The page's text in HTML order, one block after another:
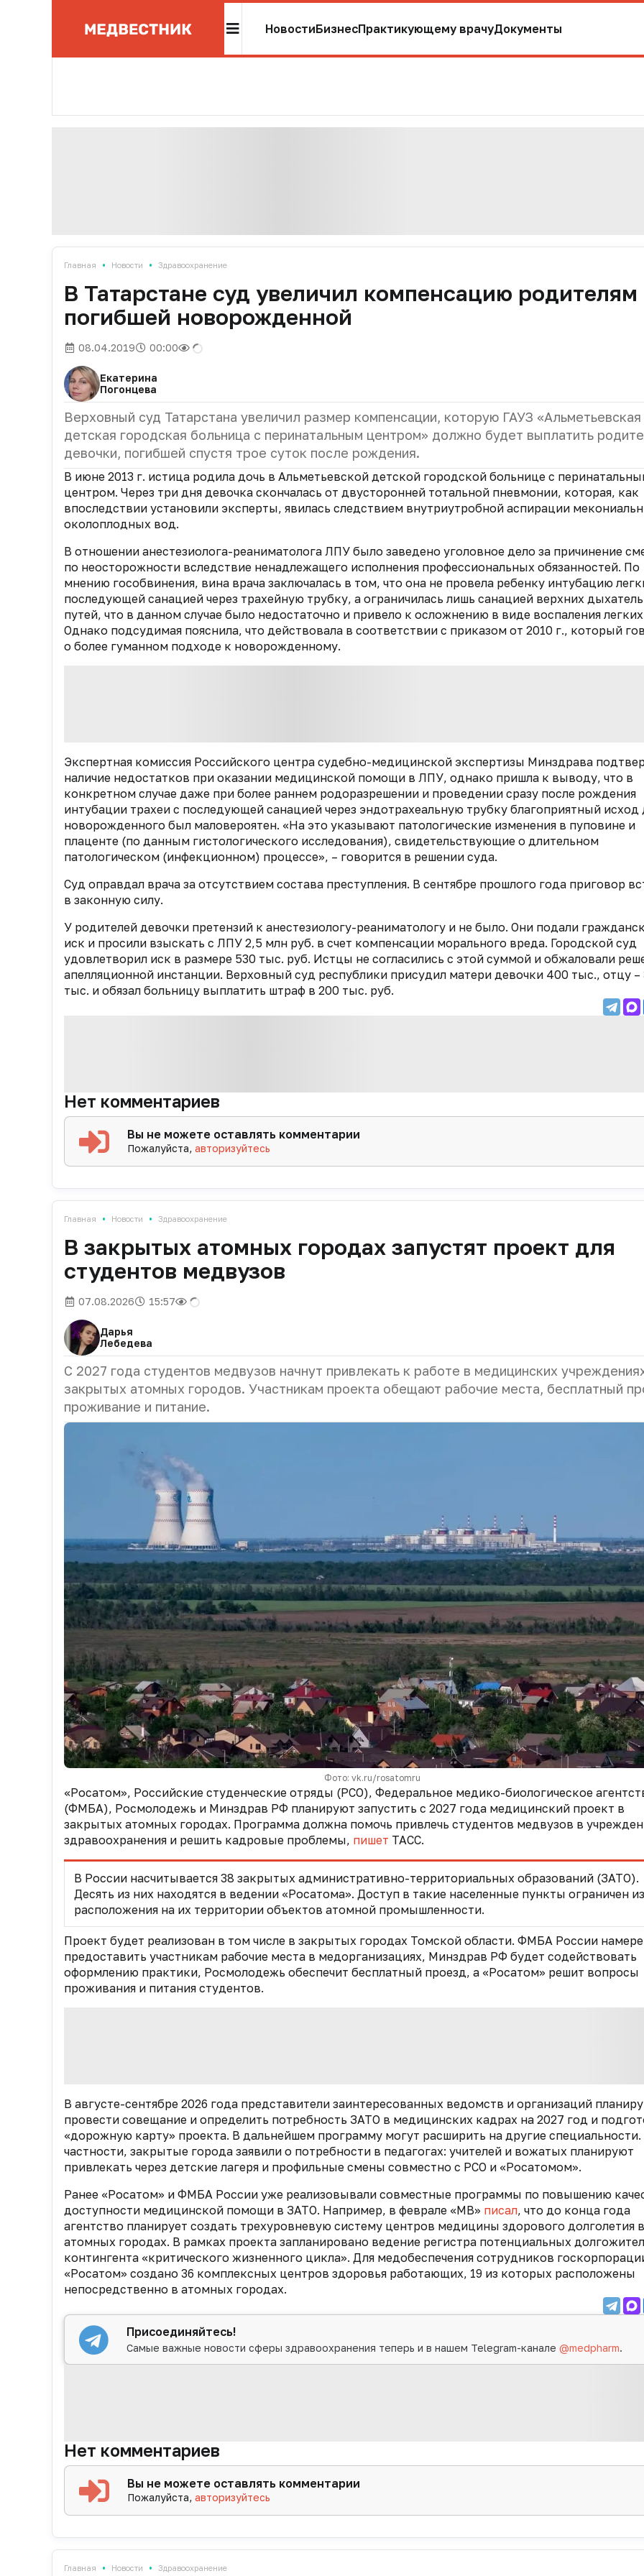
НовостиБизнесПрактикующему врачуДокументы
Главная • Новости • Здравоохранение
В Татарстане суд увеличил компенсацию родителям
погибшей новорожденной
08.04.2019 00:00
Екатерина
Погонцева
Верховный суд Татарстана увеличил размер компенсации, которую ГАУЗ «Альметьевская
детская городская больница с перинатальным центром» должно будет выплатить
девочки, погибшей спустя трое суток после рождения.
В июне 2013 г. истица родила дочь в Альметьевской детской городской больнице с
центром. Через три дня девочка скончалась от двусторонней тотальной пневмонии, которая, как
впоследствии установили эксперты, явилась следствием внутриутробной аспирации
околоплодных вод.
В отношении анестезиолога-реаниматолога ЛПУ было заведено уголовное дело за причинение
по неосторожности вследствие ненадлежащего исполнения профессиональных обязанностей. По
мнению гособвинения, вина врача заключалась в том, что она не провела ребенку интубацию
последующей санацией через трахейную трубку, а ограничилась лишь санацией верхних
путей, что в данном случае было недостаточно и привело к осложнению в виде воспаления
Однако подсудимая пояснила, что действовала в соответствии с приказом от 2010 г., который
о более гуманном подходе к новорожденному.
Экспертная комиссия Российского центра судебно-медицинской экспертизы Минздрава
наличие недостатков при оказании медицинской помощи в ЛПУ, однако пришла к выводу, что в
конкретном случае даже при более раннем родоразрешении и проведении сразу после рождения
интубации трахеи с последующей санацией через эндотрахеальную трубку благоприятный исход
новорожденного был маловероятен. «На это указывают патологические изменения в пуповине и
плаценте (по данным гистологического исследования), свидетельствующие о длительном
патологическом (инфекционном) процессе», – говорится в решении суда.
Суд оправдал врача за отсутствием состава преступления. В сентябре прошлого года приговор
в законную силу.
У родителей девочки претензий к анестезиологу-реаниматологу и не было. Они подали
иск и просили взыскать с ЛПУ 2,5 млн руб. в счет компенсации морального вреда. Городской суд
удовлетворил иск в размере 530 тыс. руб. Истцы не согласились с этой суммой и обжаловали
апелляционной инстанции. Верховный суд республики присудил матери девочки 400 тыс., отцу –
тыс. и обязал больницу выплатить штраф в 200 тыс. руб.
Нет комментариев
Вы не можете оставлять комментарии
Пожалуйста,авторизуйтесь
Главная • Новости • Здравоохранение
В закрытых атомных городах запустят проект для
студентов медвузов
07.08.2026 15:57
Дарья
Лебедева
С 2027 года студентов медвузов начнут привлекать к работе в медицинских
закрытых атомных городов. Участникам проекта обещают рабочие места, бесплатный
проживание и питание.
Фото: vk.ru/rosatomru
«Росатом», Российские студенческие отряды (РСО), Федеральное медико-биологическое
(ФМБА), Росмолодежь и Минздрав РФ планируют запустить с 2027 года медицинский проект в
закрытых атомных городах. Программа должна помочь привлечь студентов медвузов в
здравоохранения и решить кадровые проблемы, пишет ТАСС.
В России насчитывается 38 закрытых административно-территориальных образований (ЗАТО).
Десять из них находятся в ведении «Росатома». Доступ в такие населенные пункты ограничен
расположения на их территории объектов атомной промышленности.
Проект будет реализован в том числе в закрытых городах Томской области. ФМБА России
предоставить участникам рабочие места в медорганизациях, Минздрав РФ будет содействовать
оформлению практики, Росмолодежь обеспечит бесплатный проезд, а «Росатом» решит вопросы
проживания и питания студентов.
В августе-сентябре 2026 года представители заинтересованных ведомств и организаций
провести совещание и определить потребность ЗАТО в медицинских кадрах на 2027 год и
«дорожную карту» проекта. В дальнейшем программу могут расширить на другие специальности.
частности, закрытые города заявили о потребности в педагогах: учителей и вожатых планируют
привлекать через детские лагеря и профильные смены совместно с РСО и «Росатомом».
Ранее «Росатом» и ФМБА России уже реализовывали совместные программы по повышению
доступности медицинской помощи в ЗАТО. Например, в феврале «МВ» писал, что до конца года
агентство планирует создать трехуровневую систему центров медицины здорового долголетия в
атомных городах. В рамках проекта запланировано ведение регистра потенциальных
контингента «критического жизненного цикла». Для медобеспечения сотрудников
«Росатом» создано 36 комплексных центров здоровья работающих, 19 из которых расположены
непосредственно в атомных городах.
Присоединяйтесь!
Самые важные новости сферы здравоохранения теперь и в нашем Telegram-канале@medpharm.
Нет комментариев
Вы не можете оставлять комментарии
Пожалуйста,авторизуйтесь
Главная • Новости • Здравоохранение